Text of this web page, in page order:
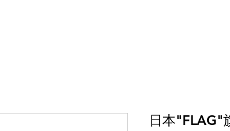
日本"FLAG"